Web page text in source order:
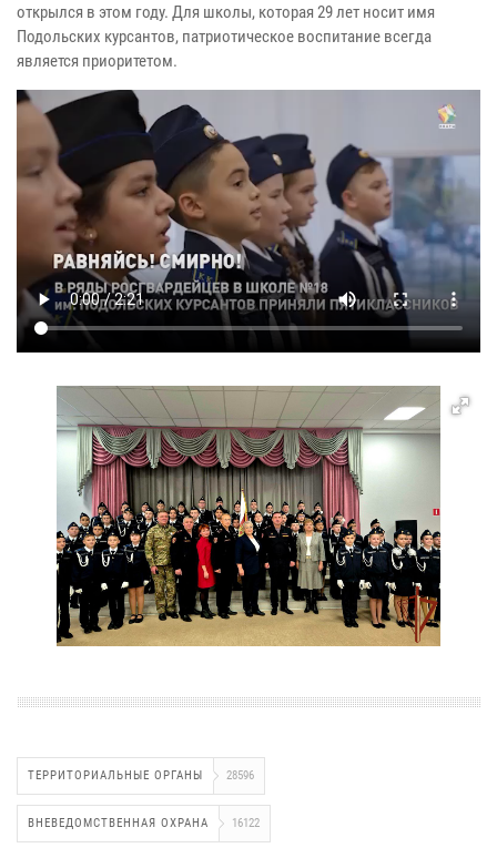
открылся в этом году. Для школы, которая 29 лет носит имя
Подольских курсантов, патриотическое воспитание всегда
является приоритетом.
ТЕРРИТОРИАЛЬНЫЕ ОРГАНЫ 28596
ВНЕВЕДОМСТВЕННАЯ ОХРАНА 16122